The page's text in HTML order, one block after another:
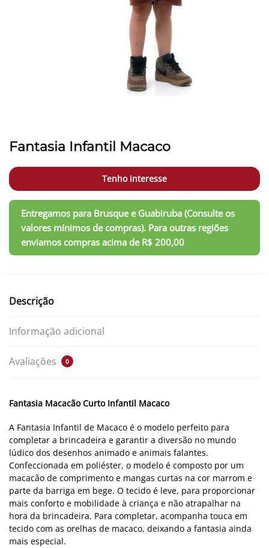
Fantasia Infantil Macaco
Tenho interesse
Descrição
Informação adicional
Avaliações 0
Fantasia Macacão Curto Infantil Macaco
A Fantasia Infantil de Macaco é o modelo perfeito para
completar a brincadeira e garantir a diversão no mundo
lúdico dos desenhos animado e animais falantes.
Confeccionada em poliéster, o modelo é composto por um
macacão de comprimento e mangas curtas na cor marrom e
parte da barriga em bege. O tecido é leve, para proporcionar
mais conforto e mobilidade à criança e não atrapalhar na
hora da brincadeira. Para completar, acompanha touca em
tecido com as orelhas de macaco, deixando a fantasia ainda
mais especial.